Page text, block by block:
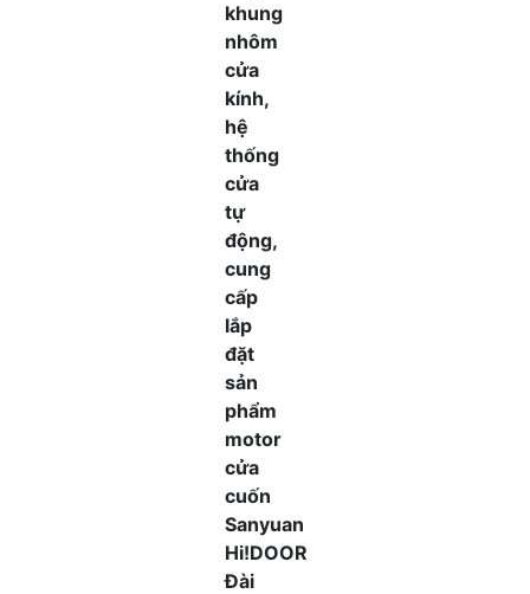
khung
nhôm
cửa
kính,
hệ
thống
cửa
tự
động,
cung
cấp
lắp
đặt
sản
phẩm
motor
cửa
cuốn
Sanyuan
Hi!DOOR
Đài